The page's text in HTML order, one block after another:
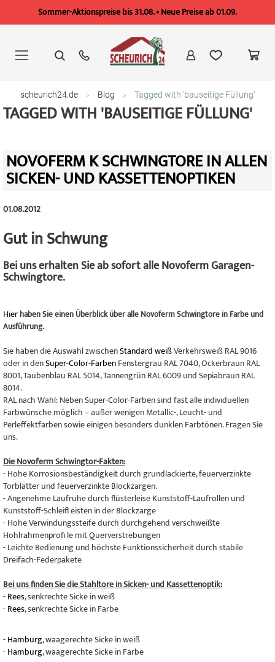
Sommer-Aktionspreise bis 31.08. • Neue Preise ab 01.09.
springen
scheurich24.de Blog Tagged with 'bauseitige Füllung'
TAGGED WITH 'BAUSEITIGE FÜLLUNG'
NOVOFERM K SCHWINGTORE IN ALLEN
SICKEN- UND KASSETTENOPTIKEN
01.08.2012
Gut in Schwung
Bei uns erhalten Sie ab sofort alle Novoferm Garagen-
Schwingtore.
Hierhaben Sie einen Überblick über alle Novoferm Schwingtore in Farbe und
Ausführung.
Sie haben die Auswahl zwischenStandard weißVerkehrsweiß RAL 9016
oder in denSuper-Color-FarbenFenstergrau RAL 7040, Ockerbraun RAL
8001, Taubenblau RAL 5014, Tannengrün RAL 6009 und Sepiabraun RAL
8014.
RAL nach Wahl: Neben Super-Color-Farben sind fast alle individuellen
Farbwünsche möglich – außer wenigen Metallic-, Leucht- und
Perleffektfarben sowie einigen besonders dunklen Farbtönen. Fragen Sie
uns.
Die Novoferm Schwingtor-Fakten:
- Hohe Korrosionsbeständigkeit durch grundlackierte, feuerverzinkte
Torblätter und feuerverzinkte Blockzargen.
- Angenehme Laufruhe durch flüsterleise Kunststoff-Laufrollen und
Kunststoff-Schleifl eisten in der Blockzarge
- Hohe Verwindungssteife durch durchgehend verschweißte
Hohlrahmenprofi le mit Querverstrebungen
- Leichte Bedienung und höchste Funktionssicherheit durch stabile
Dreifach-Federpakete
Bei uns finden Sie die Stahltore in Sicken- und Kassettenoptik:
-Rees, senkrechte Sicke in weiß
-Rees, senkrechte Sicke in Farbe
-Hamburg, waagerechte Sicke in weiß
-Hamburg, waagerechte Sicke in Farbe